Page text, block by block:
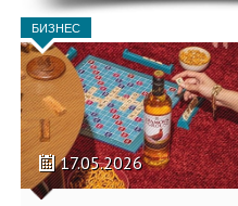
БИЗНЕС
17.05.2026